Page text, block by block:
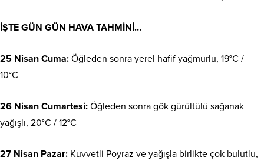
İŞTE GÜN GÜN HAVA TAHMİNİ…
25 Nisan Cuma: Öğleden sonra yerel hafif yağmurlu, 19°C /
10°C
26 Nisan Cumartesi: Öğleden sonra gök gürültülü sağanak
yağışlı, 20°C / 12°C
27 Nisan Pazar: Kuvvetli Poyraz ve yağışla birlikte çok bulutlu,